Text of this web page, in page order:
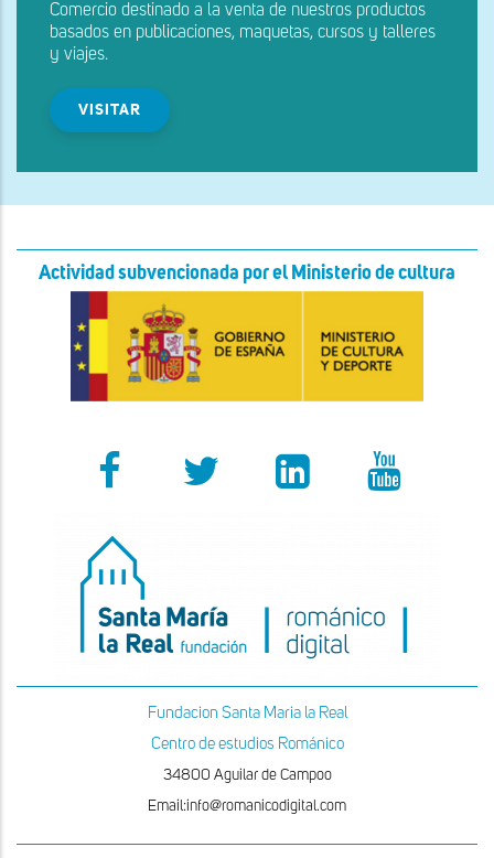
Comercio destinado a la venta de nuestros productos
basados en publicaciones, maquetas, cursos y talleres
y viajes.
VISITAR
Actividad subvencionada por el Ministerio de cultura
Fundacion Santa Maria la Real
Centro de estudios Románico
34800 Aguilar de Campoo
Email:info@romanicodigital.com